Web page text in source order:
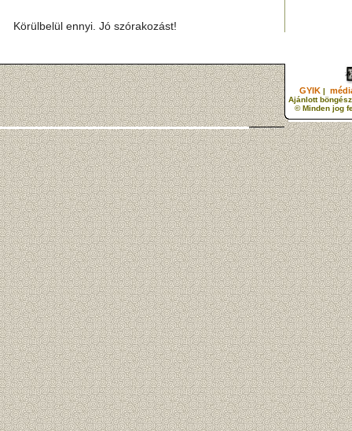
Körülbelül ennyi. Jó szórakozást!
GYIK |
Ajánlott
© Minden jog